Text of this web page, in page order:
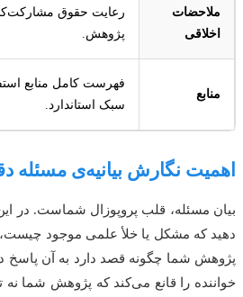
ملاحضات
اخلاقی
رعایت حقوق
پژوهش.
منابع
فهرست کامل منابع
سبک استاندارد.
اهمیت نگارش بیانیه‌ی مسئله
بیان مسئله، قلب پروپوزال شماست. در
دهید که مشکل یا خلأ علمی موجود
پژوهش شما چگونه قصد دارد به آن پاسخ
خواننده را قانع می‌کند که پژوهش شما نه